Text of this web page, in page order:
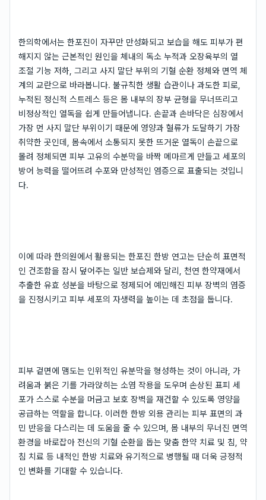
한의학에서는 한포진이 자꾸만 만성화되고 보습을 해도 피부가 편
해지지 않는 근본적인 원인을 체내의 독소 누적과 오장육부의 열
조절 기능 저하, 그리고 사지 말단 부위의 기혈 순환 정체와 면역 체
계의 교란으로 바라봅니다. 불규칙한 생활 습관이나 과도한 피로,
누적된 정신적 스트레스 등은 몸 내부의 장부 균형을 무너뜨리고
비정상적인 열독을 쉽게 만들어냅니다. 손끝과 손바닥은 심장에서
가장 먼 사지 말단 부위이기 때문에 영양과 혈류가 도달하기 가장
취약한 곳인데, 몸속에서 소통되지 못한 뜨거운 열독이 손끝으로
몰려 정체되면 피부 고유의 수분막을 바짝 메마르게 만들고 세포의
방어 능력을 떨어뜨려 수포와 만성적인 염증으로 표출되는 것입니
다.
이에 따라 한의원에서 활용되는 한포진 한방 연고는 단순히 표면적
인 건조함을 잠시 덮어주는 일반 보습제와 달리, 천연 한약재에서
추출한 유효 성분을 바탕으로 정제되어 예민해진 피부 장벽의 염증
을 진정시키고 피부 세포의 자생력을 높이는 데 초점을 둡니다.
피부 겉면에 맴도는 인위적인 유분막을 형성하는 것이 아니라, 가
려움과 붉은 기를 가라앉히는 소염 작용을 도우며 손상된 표피 세
포가 스스로 수분을 머금고 보호 장벽을 재건할 수 있도록 영양을
공급하는 역할을 합니다. 이러한 한방 외용 관리는 피부 표면의 과
민 반응을 다스리는 데 도움을 줄 수 있으며, 몸 내부의 무너진 면역
환경을 바로잡아 전신의 기혈 순환을 돕는 맞춤 한약 치료 및 침, 약
침 치료 등 내적인 한방 치료와 유기적으로 병행될 때 더욱 긍정적
인 변화를 기대할 수 있습니다.